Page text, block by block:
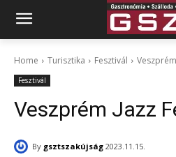
Home Turisztika Fesztivál
Fesztivál
Veszprém Jazz
By gsztszakújság 2023.11.15.